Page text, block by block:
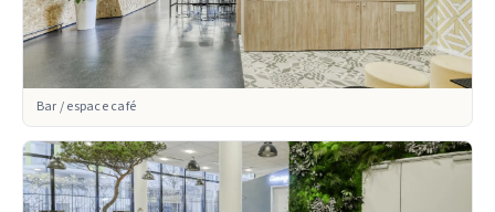
Bar / espace café